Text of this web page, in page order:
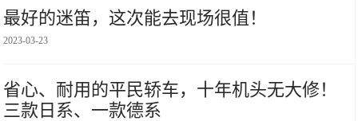
最好的迷笛，这次能去现场很值！
2023-03-23
省心、耐用的平民轿车，十年机头无大修！
三款日系、一款德系